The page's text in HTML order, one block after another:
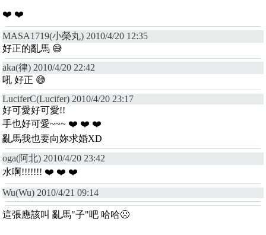
❤️ ❤️
MASA1719(小榮丸) 2010/4/20 12:35
好正的亂馬 😅
aka(律) 2010/4/20 22:42
吼 好正 😅
LuciferC(Lucifer) 2010/4/20 23:17
好可愛好可愛!!
手也好可愛~~~ ❤️ ❤️ ❤️
亂馬我也要向妳求婚XD
oga(阿北) 2010/4/20 23:42
水啊!!!!!!! ❤️ ❤️ ❤️
Wu(Wu) 2010/4/21 09:14
這張應該叫 亂馬"子"吧 哈哈🤢